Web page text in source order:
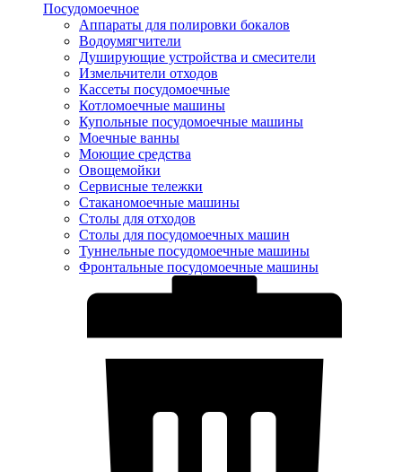
Посудомоечное
Аппараты для полировки бокалов
Водоумягчители
Душирующие устройства и смесители
Измельчители отходов
Кассеты посудомоечные
Котломоечные машины
Купольные посудомоечные машины
Моечные ванны
Моющие средства
Овощемойки
Сервисные тележки
Стаканомоечные машины
Столы для отходов
Столы для посудомоечных машин
Туннельные посудомоечные машины
Фронтальные посудомоечные машины